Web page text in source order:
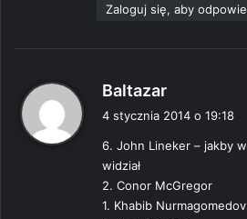
Zaloguj się, aby
Baltazar
z
:
4 stycznia 2014 o 19:18
6. John Lineker – jakby
widział
2. Conor McGregor
1. Khabib Nurmagomedov